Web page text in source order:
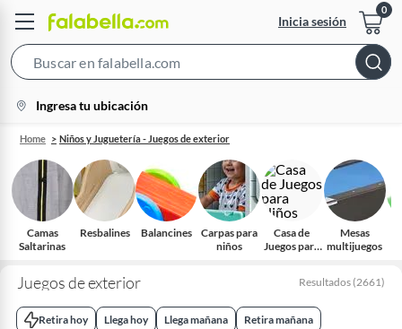
Inicia sesión
Bar
location-
icon
Ingresa tu ubicación
Home Niños y Juguetería - Juegos de exterior
Camas
Saltarinas
Resbalines Balancines
Carpas para
niños
Casa de
Juegos para
Mesas
multijuegos
Juegos de exterior Resultados (2661)
Retira hoy Llega hoy Llega mañana Retira mañana